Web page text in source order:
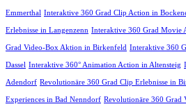
Emmerthal Interaktive 360 Grad Clip Action in
Erlebnisse in Langenzenn Interaktive 360 Grad Movie
Grad Video-Box Aktion in Birkenfeld Interaktive 360
Dassel Interaktive 360° Animation Action in Altensteig
Adendorf Revolutionäre 360 Grad Clip Erlebnisse in
Experiences in Bad Nenndorf Revolutionäre 360 Grad